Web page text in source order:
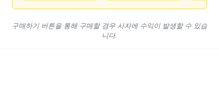
구매하기 버튼을 통해 구매할 경우 사자에 수익이 발생할 수 있습
니다.